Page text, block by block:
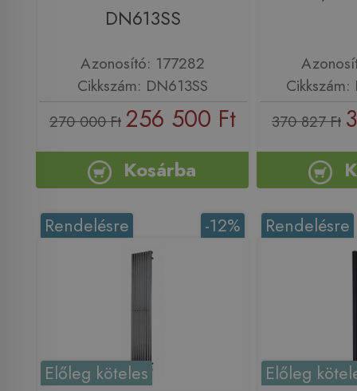
DN613SS
Azonosító: 177282
Cikkszám: DN613SS
270 000 Ft 256 500 Ft
Kosárba
Cikkszám:
370 827 Ft
-12%
Rendelésre
Előleg köteles
Rendelésre
Előleg